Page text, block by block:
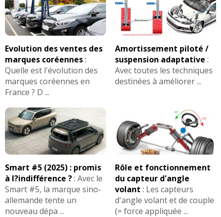
Evolution des ventes des
marques coréennes:
Quelle est l'évolution des
marques coréennes en
France ? D ...
Amortissement piloté /
suspension adaptative :
Avec toutes les techniques
destinées à améliorer ...
Smart #5 (2025) : promis
à l?indifférence ?: Avec le
Smart #5, la marque sino-
allemande tente un
nouveau dépa ...
Rôle et fonctionnement
du capteur d'angle
volant : Les capteurs
d'angle volant et de couple
(= force appliquée ...